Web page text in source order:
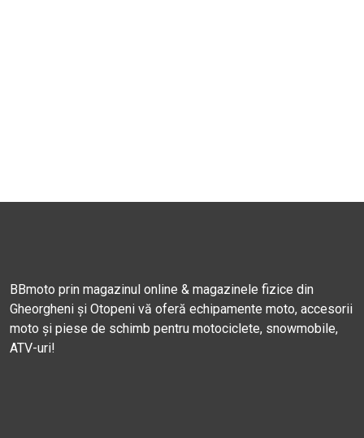
BBmoto prin magazinul online & magazinele fizice din
Gheorgheni și Otopeni vă oferă echipamente moto, accesorii
moto și piese de schimb pentru motociclete, snowmobile,
ATV-uri!